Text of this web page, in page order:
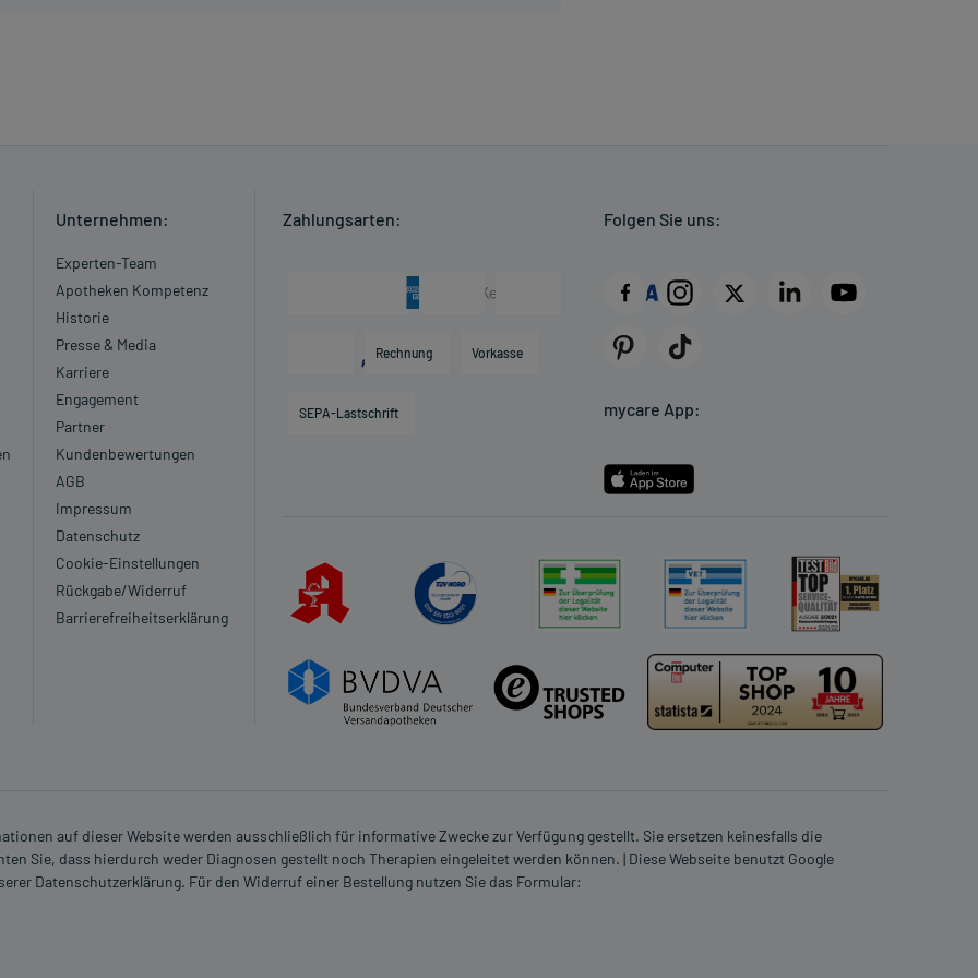
Unternehmen:
Experten-Team
Apotheken Kompetenz
Historie
Presse & Media
Karriere
Engagement
Partner
Kundenbewertungen
AGB
Impressum
Datenschutz
Cookie-Einstellungen
Rückgabe/Widerruf
Barrierefreiheitserklärung
Zahlungsarten:
Rechnung Vorkasse
SEPA-Lastschrift
Folgen Sie uns:
mycare App:
auf dieser Website werden ausschließlich für informative Zwecke zur Verfügung gestellt. Sie ersetzen keinesfalls die
Sie, dass hierdurch weder Diagnosen gestellt noch Therapien eingeleitet werden können. | Diese Webseite benutzt Google
Datenschutzerklärung. Für den Widerruf einer Bestellung nutzen Sie das Formular: